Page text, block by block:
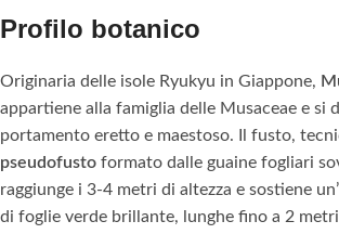
Profilo botanico
Originaria delle isole Ryukyu in Giappone,
appartiene alla famiglia delle Musaceae e si
portamento eretto e maestoso. Il fusto,
pseudofusto formato dalle guaine fogliari
raggiunge i 3-4 metri di altezza e sostiene
di foglie verde brillante, lunghe fino a 2